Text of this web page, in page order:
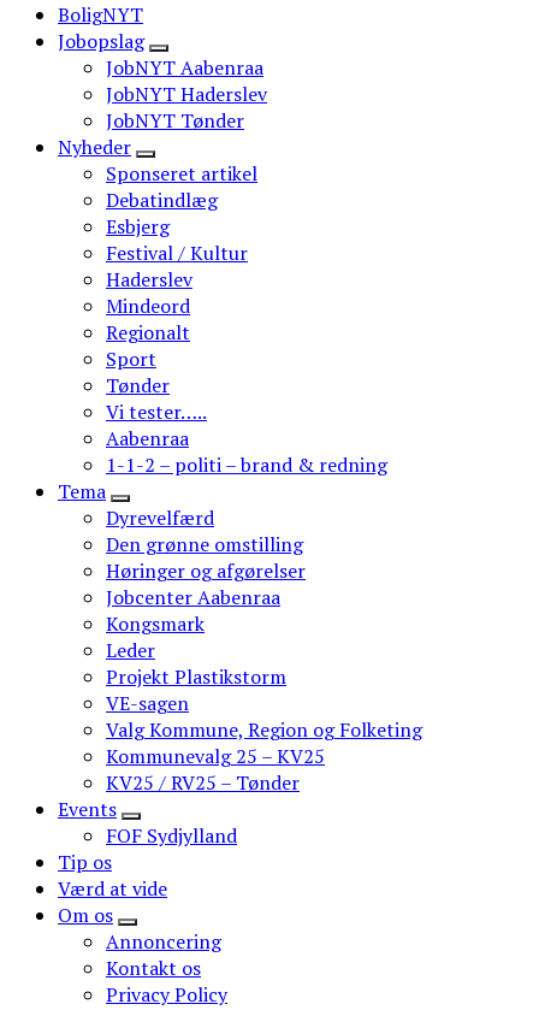
BoligNYT
Jobopslag
JobNYT Aabenraa
JobNYT Haderslev
JobNYT Tønder
Nyheder
Sponseret artikel
Debatindlæg
Esbjerg
Festival / Kultur
Haderslev
Mindeord
Regionalt
Sport
Tønder
Vi tester…..
Aabenraa
1-1-2 – politi – brand & redning
Tema
Dyrevelfærd
Den grønne omstilling
Høringer og afgørelser
Jobcenter Aabenraa
Kongsmark
Leder
Projekt Plastikstorm
VE-sagen
Valg Kommune, Region og Folketing
Kommunevalg 25 – KV25
KV25 / RV25 – Tønder
Events
FOF Sydjylland
Tip os
Værd at vide
Om os
Annoncering
Kontakt os
Privacy Policy